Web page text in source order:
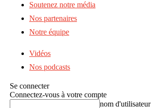
Soutenez notre média
Nos partenaires
Notre équipe
Vidéos
Nos podcasts
Se connecter
Connectez-vous à votre compte
nom d'utilisateur